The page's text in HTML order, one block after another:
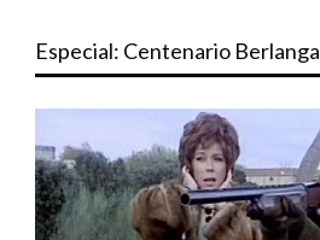
Especial: Centenario Berlanga